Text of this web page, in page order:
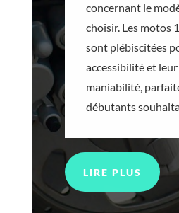
concernant le
choisir. Les motos
sont plébiscitées
accessibilité et leur
maniabilité,
débutants
LIRE PLUS